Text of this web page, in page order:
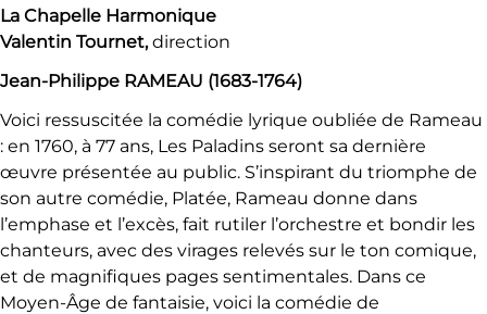
La Chapelle Harmonique
Valentin Tournet,direction
Jean-Philippe RAMEAU (1683-1764)
Voici ressuscitée la comédie lyrique oubliée de Rameau
: en 1760, à 77 ans, Les Paladins seront sa dernière
œuvre présentée au public. S’inspirant du triomphe de
son autre comédie, Platée, Rameau donne dans
l’emphase et l’excès, fait rutiler l’orchestre et bondir les
chanteurs, avec des virages relevés sur le ton comique,
et de magnifiques pages sentimentales. Dans ce
Moyen-Âge de fantaisie, voici la comédie de